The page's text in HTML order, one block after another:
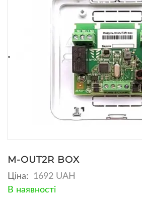
M-OUT2R BOX
Ціна:
1692 UAH
В наявності